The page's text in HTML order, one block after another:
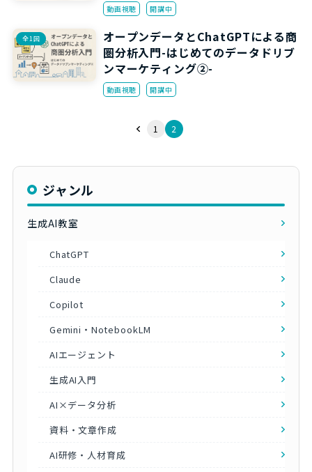
動画視聴 開講中
全1回
オープンデータとChatGPTによる商
圏分析入門-はじめてのデータドリブ
ンマーケティング②-
動画視聴 開講中
1 2
ジャンル
生成AI教室
ChatGPT
Claude
Copilot
Gemini・NotebookLM
AIエージェント
生成AI入門
AI×データ分析
資料・文章作成
AI研修・人材育成